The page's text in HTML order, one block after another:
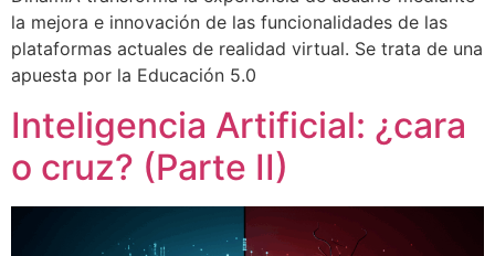
la mejora e innovación de las funcionalidades de las
plataformas actuales de realidad virtual. Se trata de una
apuesta por la Educación 5.0
Inteligencia Artificial: ¿cara
o cruz? (Parte II)